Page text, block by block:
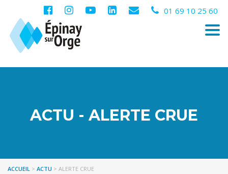
01 69 10 25 60
ACTU - ALERTE CRUE
ACCUEIL > ACTU > ALERTE CRUE